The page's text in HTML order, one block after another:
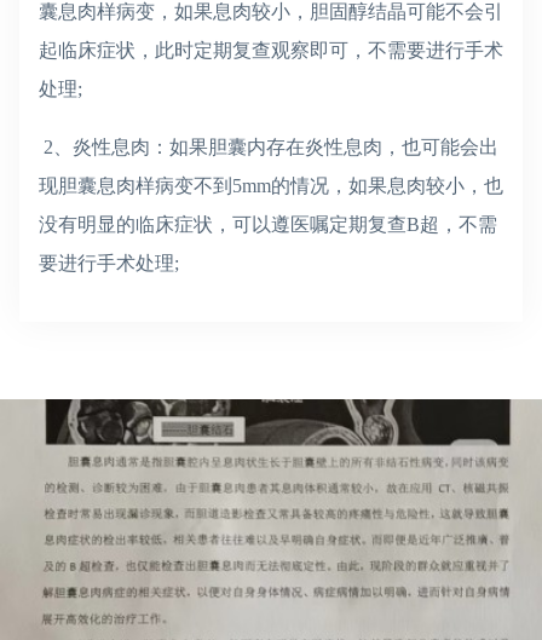
囊息肉样病变，如果息肉较小，胆固醇结晶可能不会引
起临床症状，此时定期复查观察即可，不需要进行手术
处理;
2、炎性息肉：如果胆囊内存在炎性息肉，也可能会出
现胆囊息肉样病变不到 5mm的情况，如果息肉较小，也
没有明显的临床症状，可以遵医嘱定期复查B超，不需
要进行手术处理;